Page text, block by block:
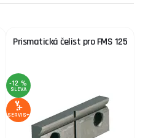
Prismatická čelist pro FMS 125
-12 %
SLEVA
SERVIS+